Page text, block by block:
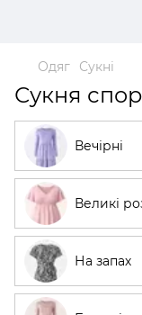
Одяг Сукні
Сукня
Вечірні
Великі
На запах